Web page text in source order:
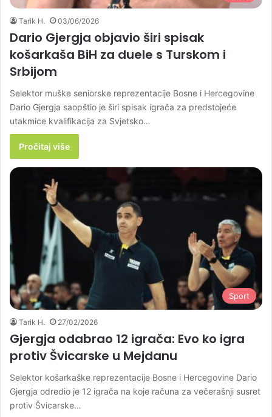
Tarik H. 03/06/2026
Dario Gjergja objavio širi spisak
košarkaša BiH za duele s Turskom i
Srbijom
Selektor muške seniorske reprezentacije Bosne i Hercegovine
Dario Gjergja saopštio je širi spisak igrača za predstojeće
utakmice kvalifikacija za Svjetsko…
Pročitaj više
Sport
Tarik H. 27/02/2026
Gjergja odabrao 12 igrača: Evo ko igra
protiv Švicarske u Mejdanu
Selektor košarkaške reprezentacije Bosne i Hercegovine Dario
Gjergja odredio je 12 igrača na koje računa za večerašnji susret
protiv Švicarske…